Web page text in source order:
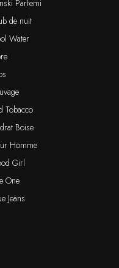
Parfemi
de nuit
Water
Tobacco
Boise
Homme
Girl
One
Jeans